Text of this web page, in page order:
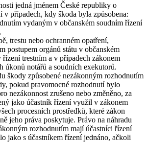
jedná jménem České republiky o
v případech, kdy škoda byla způsobena:
vydaným v občanském soudním řízení
trestu nebo ochranném opatření,
postupem orgánů státu v občanském
trestním a v případech zákonem
úkonů notářů a soudních exekutorů.
škody způsobené nezákonným rozhodnutím
pokud pravomocné rozhodnutí bylo
nezákonnost zrušeno nebo změněno, za
jako účastník řízení využil v zákonem
procesních prostředků, které zákon
jeho práva poskytuje. Právo na náhradu
rozhodnutím mají účastníci řízení
jako s účastníkem řízení jednáno, ačkoli